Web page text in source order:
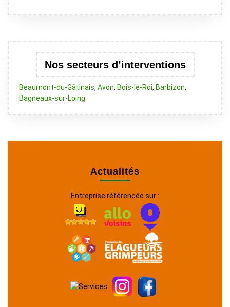
Nos secteurs d’interventions
Beaumont-du-Gâtinais, Avon, Bois-le-Roi, Barbizon,
Bagneaux-sur-Loing
Actualités
Entreprise référencée sur :